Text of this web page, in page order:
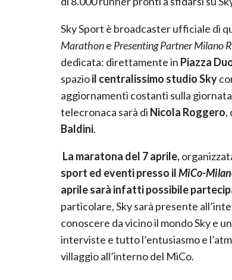
Sky Sport è broadcaster ufficiale di
Marathone Presenting Partner Milano
dedicata: direttamente in Piazza
spazioil centralissimo studio Sky
aggiornamenti costanti sulla
telecronaca sarà di Nicola Roggero,
Baldini.
La maratona del 7 aprile,
sport ed eventi presso ilMiCo-
aprile sarà infatti possibile
particolare, Sky sarà presente
conoscere da vicino il mondo Sky e
interviste e tutto l’entusiasmo e
villaggio all’interno del MiCo.